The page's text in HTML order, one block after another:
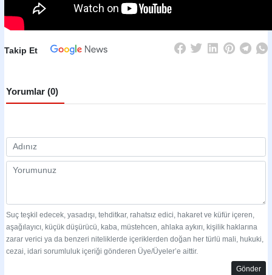
Takip Et
Yorumlar (0)
Suç teşkil edecek, yasadışı, tehditkar, rahatsız edici, hakaret ve küfür içeren,
aşağılayıcı, küçük düşürücü, kaba, müstehcen, ahlaka aykırı, kişilik haklarına
zarar verici ya da benzeri niteliklerde içeriklerden doğan her türlü mali, hukuki,
cezai, idari sorumluluk içeriği gönderen Üye/Üyeler’e aittir.
Gönder